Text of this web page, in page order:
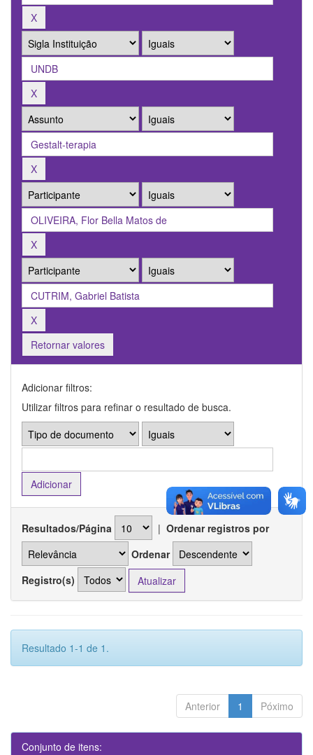
Retornar valores
Adicionar filtros:
Utilizar filtros para refinar o resultado de busca.
Resultados/Página | Ordenar registros por
Ordenar
Registro(s)
Resultado 1-1 de 1.
Anterior 1 Póximo
Conjunto de itens: